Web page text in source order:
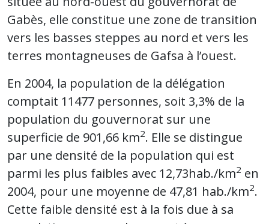
Gabès, elle constitue une zone de transition
vers les basses steppes au nord et vers les
terres montagneuses de Gafsa à l’ouest.
En 2004, la population de la délégation
comptait 11477 personnes, soit 3,3% de la
population du gouvernorat sur une
superficie de 901,66 km2. Elle se distingue
par une densité de la population qui est
parmi les plus faibles avec 12,73hab./km2 en
2004, pour une moyenne de 47,81 hab./km2.
Cette faible densité est à la fois due à sa